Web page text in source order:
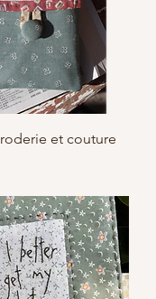
et couture